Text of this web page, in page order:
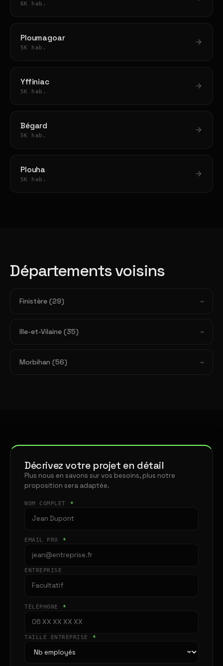
6K hab.
Ploumagoar
5K hab.
Yffiniac
5K hab.
Bégard
5K hab.
Plouha
5K hab.
Départements voisins
Finistère (29)
Ille-et-Vilaine (35)
Morbihan (56)
Décrivez votre projet en détail
Plus nous en savons sur vos besoins, plus notre
proposition sera adaptée.
NOM COMPLET *
EMAIL PRO *
ENTREPRISE
TÉLÉPHONE *
TAILLE ENTREPRISE *